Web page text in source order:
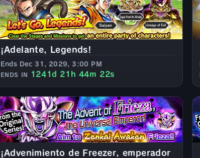
¡Adelante, Legends!
Ends Dec 31, 2029, 3:00 PM
ENDS IN 1241d 21h 44m 20s
¡Advenimiento de Freezer, emperador